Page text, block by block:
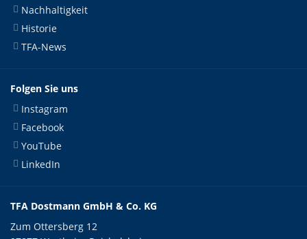
Nachhaltigkeit
Historie
TFA-News
Folgen Sie uns
Instagram
Facebook
YouTube
LinkedIn
TFA Dostmann GmbH & Co. KG
Zum Ottersberg 12